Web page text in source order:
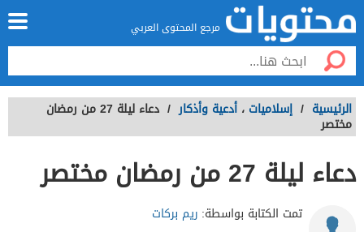
مرجع المحتوى العربي
الرئيسية / إسلاميات ، أدعية وأذكار / دعاء ليلة 27 من رمضان
مختصر
دعاء ليلة 27 من رمضان مختصر
تمت الكتابة بواسطة: ريم بركات